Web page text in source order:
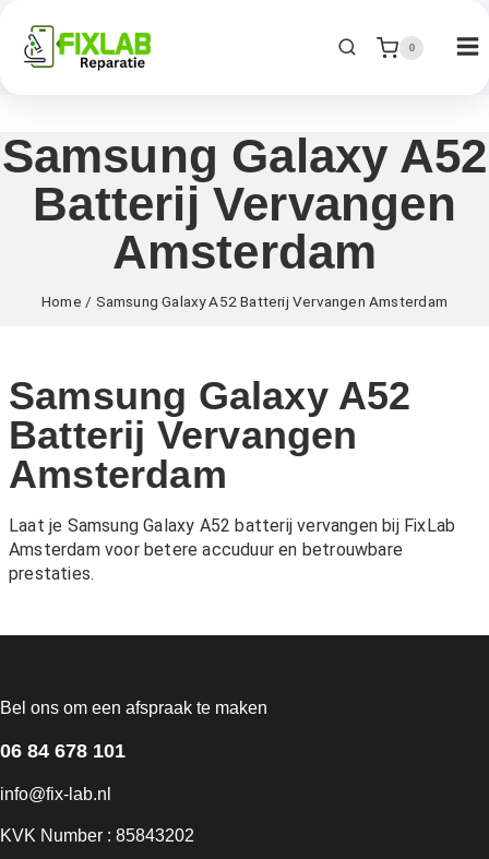
0
Samsung Galaxy A52
Batterij Vervangen
Amsterdam
Home / Samsung Galaxy A52 Batterij Vervangen Amsterdam
Samsung Galaxy A52
Batterij Vervangen
Amsterdam
Laat je Samsung Galaxy A52 batterij vervangen bij FixLab
Amsterdam voor betere accuduur en betrouwbare
prestaties.
Bel ons om een afspraak te maken
06 84 678 101
info@fix-lab.nl
KVK Number : 85843202